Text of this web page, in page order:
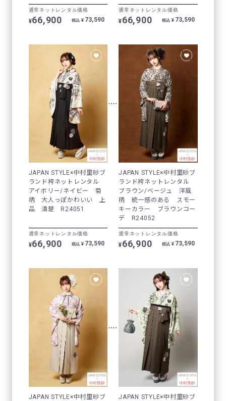
通常ネットレンタル価格
¥66,900 税込 ¥ 73,590
通常ネットレンタル価格
¥66,900 税込 ¥ 73,590
JAPAN STYLE×中村里砂ブ
ランド袴ネットレンタル
アイボリー/ネイビー 菊
柄 大人っぽかわいい 上
品 清楚 R24051
通常ネットレンタル価格
¥66,900 税込 ¥ 73,590
JAPAN STYLE×中村里砂ブ
ランド袴ネットレンタル
ブラウン/ベージュ 洋風
柄 統一感のある スモー
キーカラー ブラウンコー
デ R24052
通常ネットレンタル価格
¥66,900 税込 ¥ 73,590
JAPAN STYLE×中村里砂ブ
JAPAN STYLE×中村里砂ブ